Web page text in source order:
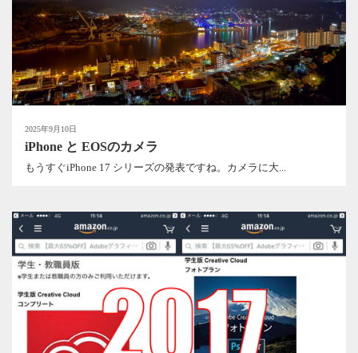
2025年9月10日
iPhone と EOSのカメラ
もうすぐiPhone 17 シリーズの発表ですね。カメラに大...